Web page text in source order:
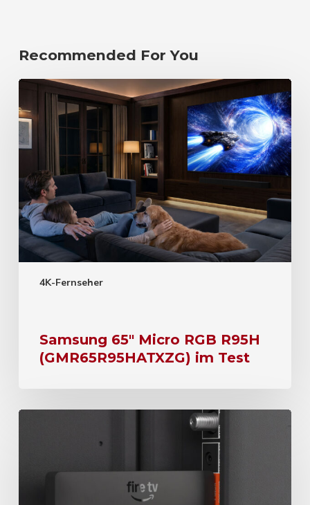
Recommended For You
4K-Fernseher
Samsung 65″ Micro RGB R95H
(GMR65R95HATXZG) im Test